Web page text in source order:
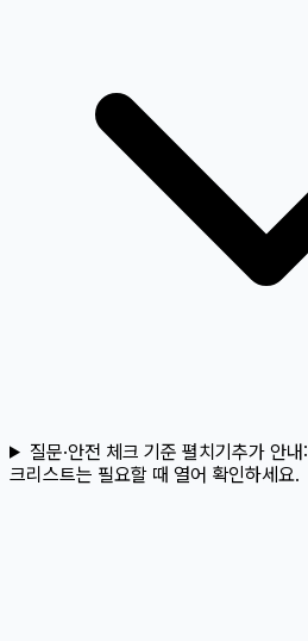
질문·안전 체크 기준 펼치기추가 안내:
크리스트는 필요할 때 열어 확인하세요.